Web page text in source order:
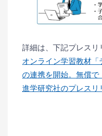
詳細は、下記プレスリ
オンライン学習教材
の連携を開始。無償
進学研究社のプレスリ